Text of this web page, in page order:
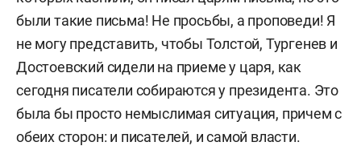
были такие письма! Не просьбы, а проповеди! Я
не могу представить, чтобы Толстой, Тургенев и
Достоевский сидели на приеме у царя, как
сегодня писатели собираются у президента. Это
была бы просто немыслимая ситуация, причем с
обеих сторон: и писателей, и самой власти.